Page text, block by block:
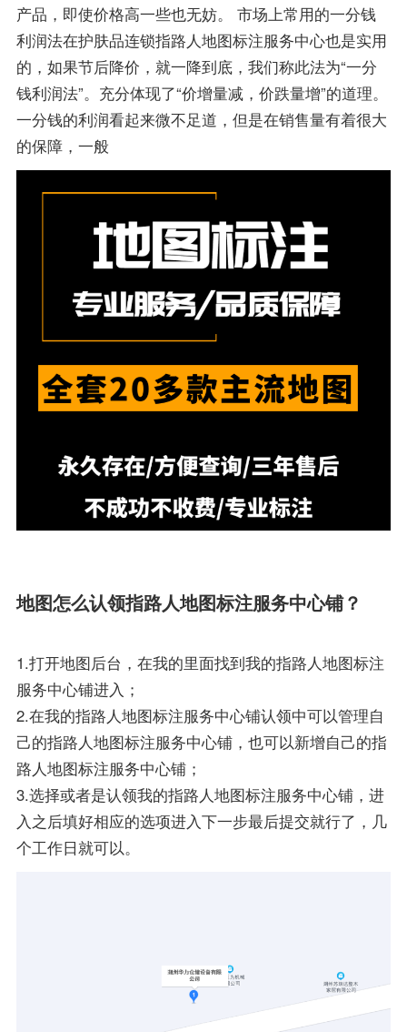
产品，即使价格高一些也无妨。 市场上常用的一分钱
利润法在护肤品连锁指路人地图标注服务中心也是实用
的，如果节后降价，就一降到底，我们称此法为“一分
钱利润法”。充分体现了“价增量减，价跌量增”的道理。
一分钱的利润看起来微不足道，但是在销售量有着很大
的保障，一般
地图怎么认领指路人地图标注服务中心铺？
1.打开地图后台，在我的里面找到我的指路人地图标注
服务中心铺进入；
2.在我的指路人地图标注服务中心铺认领中可以管理自
己的指路人地图标注服务中心铺，也可以新增自己的指
路人地图标注服务中心铺；
3.选择或者是认领我的指路人地图标注服务中心铺，进
入之后填好相应的选项进入下一步最后提交就行了，几
个工作日就可以。